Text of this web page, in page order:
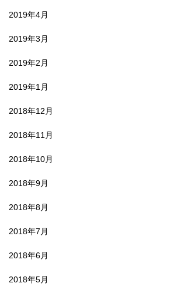
2019年4月
2019年3月
2019年2月
2019年1月
2018年12月
2018年11月
2018年10月
2018年9月
2018年8月
2018年7月
2018年6月
2018年5月